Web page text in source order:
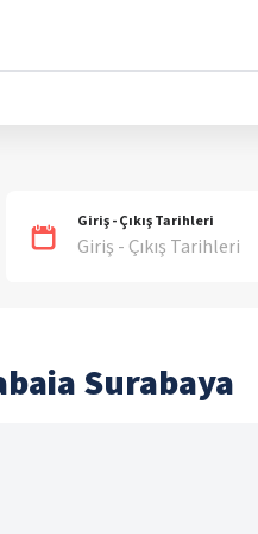
Giriş - Çıkış Tarihleri
Giriş - Çıkış Tarihleri
Surabaya